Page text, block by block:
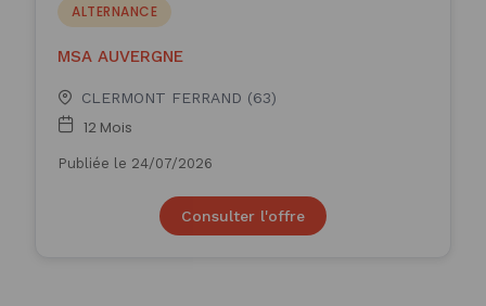
ALTERNANCE
MSA AUVERGNE
CLERMONT FERRAND (63)
12 Mois
Publiée le 24/07/2026
Consulter l'offre